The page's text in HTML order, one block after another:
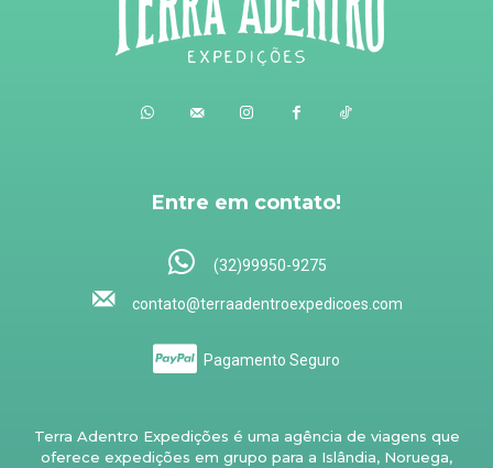
Entre em contato!
(32)99950-9275
contato@terraadentroexpedicoes.com
Pagamento Seguro
Terra Adentro Expedições é uma agência de viagens que
oferece expedições em grupo para a Islândia, Noruega,